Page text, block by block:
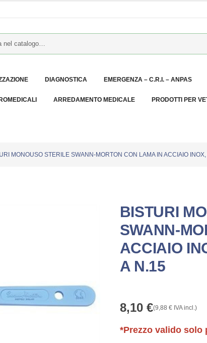
DIAGNOSTICA EMERGENZA – C.R.I. – ANPAS
ARREDAMENTO MEDICALE PRODOTTI PER
MONOUSO STERILE SWANN-MORTON CON LAMA IN ACCIAIO
BISTURI
SWANN-
ACCIAIO
A N.15
8,10 €(9,88 €IVA incl.)
*Prezzo valido solo